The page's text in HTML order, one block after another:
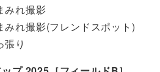
みれ撮影
れ撮影(フレンドスポット)
り